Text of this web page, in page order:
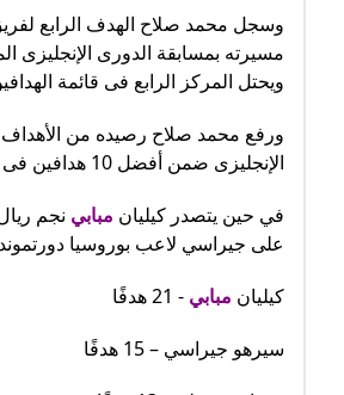
وسجل محمد صلاح الهدف الرابع
ويحتل المركز الرابع فى قائمة
الإنجليزى ضمن أفضل 10 هدافين فى دوريات أوروبا الكبرى “بيج 5”، خلال عام 2025؟
في حين يتصدر كيليان مبابي
على جيراسي لاعب بوروسيا
كيليان مبابي - 21 هدفًا
سيرهو جيراسي – 15 هدفًا